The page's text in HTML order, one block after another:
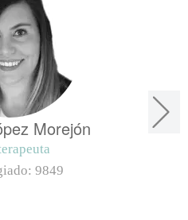
Morejón
9849